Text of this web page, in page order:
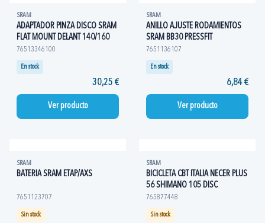
SRAM
ADAPTADOR PINZA DISCO SRAM
FLAT MOUNT DELANT 140/160
76513346100
En stock
30,25 €
Ver producto
SRAM
ANILLO AJUSTE RODAMIENTOS
SRAM BB30 PRESSFIT
7651136107
En stock
6,84 €
Ver producto
SRAM
BATERIA SRAM ETAP/AXS
7651123707
Sin stock
SRAM
BICICLETA CBT ITALIA NECER PLUS
56 SHIMANO 105 DISC
765877448
Sin stock